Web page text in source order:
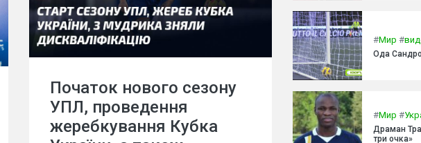
Початок нового сезону
УПЛ, проведення
жеребкування Кубка
#Мир #
Ода
#Мир #
Драман
три очка»